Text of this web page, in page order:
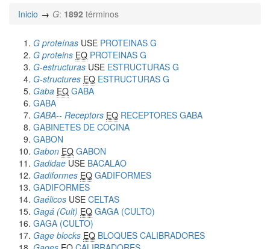
Inicio G: 1892 términos
G proteínas USE PROTEINAS G
G proteins EQ PROTEINAS G
G-estructuras USE ESTRUCTURAS G
G-structures EQ ESTRUCTURAS G
Gaba EQ GABA
GABA
GABA-- Receptors EQ RECEPTORES GABA
GABINETES DE COCINA
GABON
Gabon EQ GABON
Gadidae USE BACALAO
Gadiformes EQ GADIFORMES
GADIFORMES
Gaélicos USE CELTAS
Gagá (Cult) EQ GAGA (CULTO)
GAGA (CULTO)
Gage blocks EQ BLOQUES CALIBRADORES